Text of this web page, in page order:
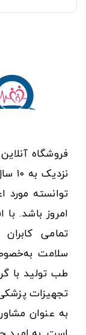
فروشگاه
امروز باشد. با
تمامی
سلامت
طب تولید با
تجهیزات
به عنوان